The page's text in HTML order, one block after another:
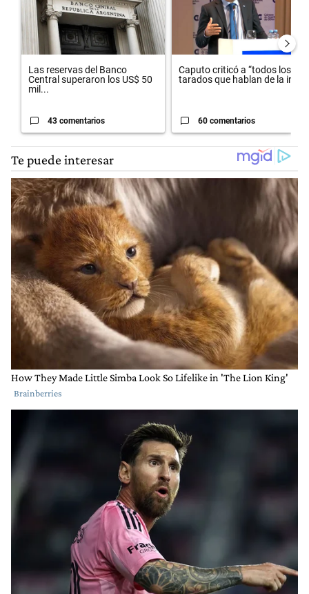
Las reservas del Banco
Central superaron los US$ 50
mil...
43 comentarios
Caputo criticó a “todos los
tarados que hablan de la in...
60 comentarios